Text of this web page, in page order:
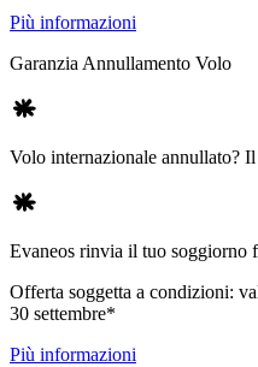
Più informazioni
Garanzia Annullamento Volo
Volo internazionale annullato?
Evaneos rinvia il tuo soggiorno
Offerta soggetta a condizioni:
30 settembre*
Più informazioni